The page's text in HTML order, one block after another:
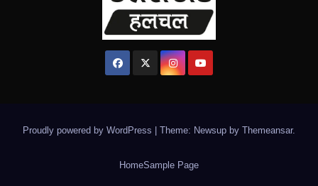
Proudly powered by WordPress Theme: Newsup by Themeansar.
HomeSample Page